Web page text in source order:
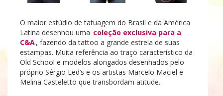
O maior estúdio de tatuagem do Brasil e da América
Latina desenhou uma coleção exclusiva para a
C&A, fazendo da tattoo a grande estrela de suas
estampas. Muita referência ao traço característico da
Old School e modelos alongados desenhados pelo
próprio Sérgio Led’s e os artistas Marcelo Maciel e
Melina Casteletto que transbordam atitude.